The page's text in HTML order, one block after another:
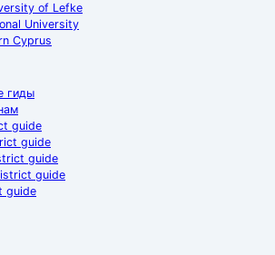
of Lefke
University
Cyprus
гиды
guide
guide
guide
guide
guide